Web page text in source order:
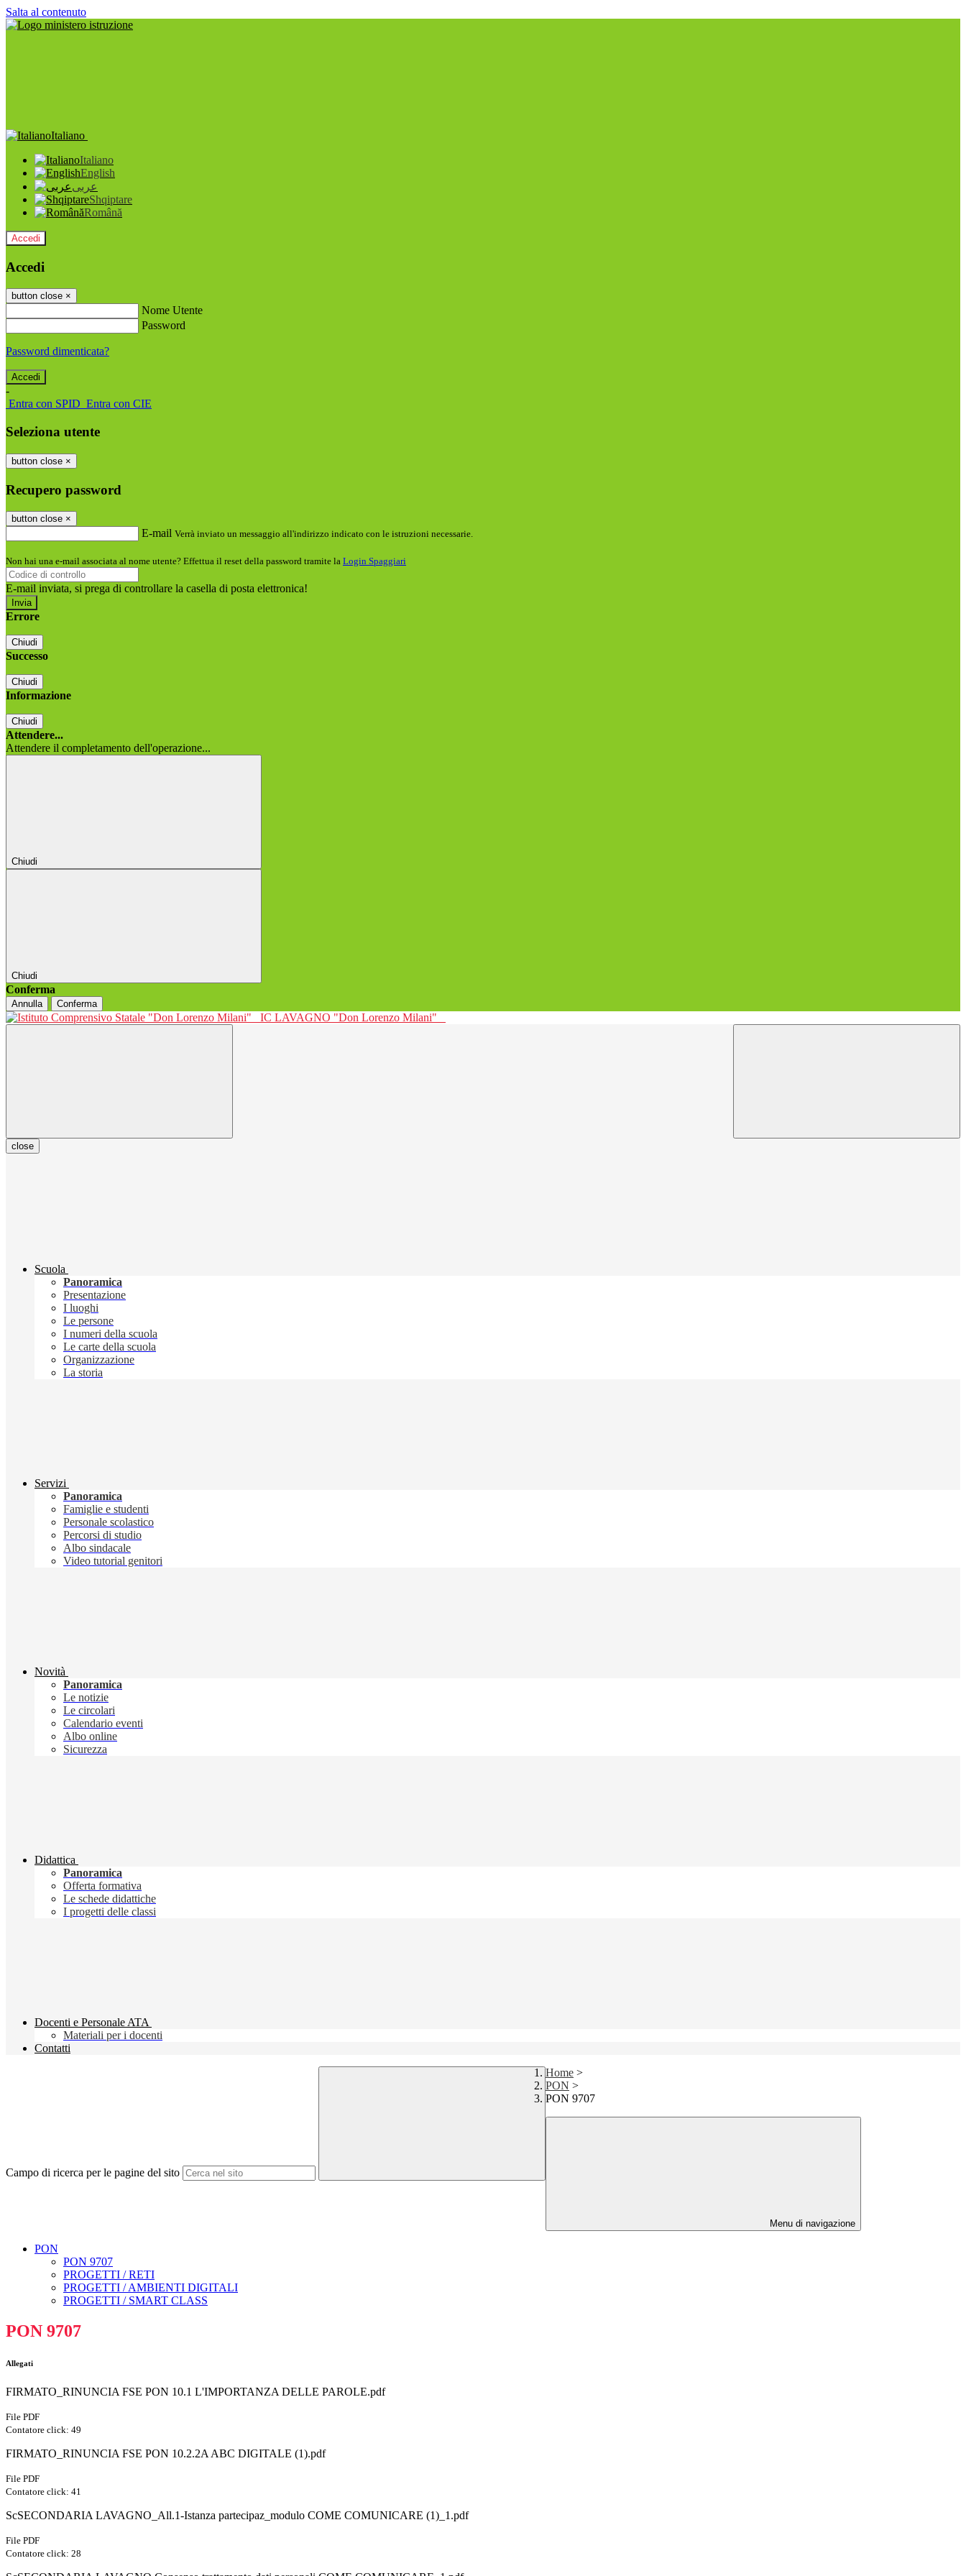
Salta al contenuto
Italiano
Italiano
English
عربى
Shqiptare
Română
Accedi
Accedi
button close ×
Nome Utente
Password
Password dimenticata?
-
Entra con SPID Entra con CIE
Seleziona utente
button close ×
Recupero password
button close ×
E-mail Verrà inviato un messaggio all'indirizzo indicato con le istruzioni necessarie.
Non hai una e-mail associata al nome utente? Effettua il reset della password tramite la Login Spaggiari
E-mail inviata, si prega di controllare la casella di posta elettronica!
Errore
Chiudi
Successo
Chiudi
Informazione
Chiudi
Attendere...
Attendere il completamento dell'operazione...
Chiudi
Chiudi
Conferma
Annulla Conferma
IC LAVAGNO "Don Lorenzo Milani"
close
Scuola
Panoramica
Presentazione
I luoghi
Le persone
I numeri della scuola
Le carte della scuola
Organizzazione
La storia
Servizi
Panoramica
Famiglie e studenti
Personale scolastico
Percorsi di studio
Albo sindacale
Video tutorial genitori
Novità
Panoramica
Le notizie
Le circolari
Calendario eventi
Albo online
Sicurezza
Didattica
Panoramica
Offerta formativa
Le schede didattiche
I progetti delle classi
Docenti e Personale ATA
Materiali per i docenti
Contatti
Campo di ricerca per le pagine del sito
Home >
PON >
PON 9707
Menu di navigazione
PON
PON 9707
PROGETTI / RETI
PROGETTI / AMBIENTI DIGITALI
PROGETTI / SMART CLASS
PON 9707
Allegati
FIRMATO_RINUNCIA FSE PON 10.1 L'IMPORTANZA DELLE PAROLE.pdf
File PDF
Contatore click: 49
FIRMATO_RINUNCIA FSE PON 10.2.2A ABC DIGITALE (1).pdf
File PDF
Contatore click: 41
ScSECONDARIA LAVAGNO_All.1-Istanza partecipaz_modulo COME COMUNICARE (1)_1.pdf
File PDF
Contatore click: 28